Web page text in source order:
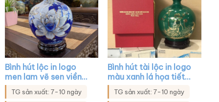
Bình hút lộc in logo
men lam vẽ sen viền
vàng XG-BHL20
TG sản xuất: 7-10 ngày
Bình hút tài lộc in logo
màu xanh lá họa tiết
hoa sen in decal vàng
XG-BHL39
TG sản xuất: 7-10 ngày